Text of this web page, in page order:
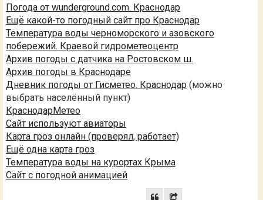
Погода от wunderground.com. Краснодар
Ещё какой-то погодный сайт про Краснодар
Температура воды черноморского и азовского
побережий. Краевой гидрометеоцентр
Архив погоды с датчика на Ростовском ш.
Архив погоды в Краснодаре
Дневник погоды от Гисметео. Краснодар (можно
выбрать населённый пункт)
КраснодарМетео
Сайт используют авиаторы
Карта гроз онлайн (проверял, работает)
Ещё одна карта гроз
Температура воды на курортах Крыма
Сайт с погодной анимацией